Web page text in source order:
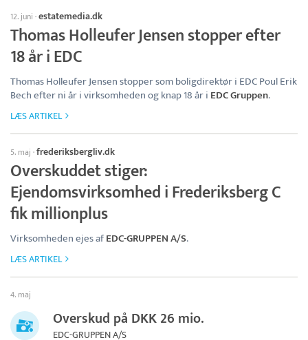
12. juni ·estatemedia.dk
Thomas Holleufer Jensen stopper efter
18 år i EDC
Thomas Holleufer Jensen stopper som boligdirektør i EDC Poul Erik
Bech efter ni år i virksomheden og knap 18 år i EDC Gruppen.
LÆS ARTIKEL
5. maj ·frederiksbergliv.dk
Overskuddet stiger:
Ejendomsvirksomhed i Frederiksberg C
fik millionplus
Virksomheden ejes afEDC-GRUPPEN A/S.
LÆS ARTIKEL
4. maj
Overskud på DKK 26 mio.
EDC-GRUPPEN A/S